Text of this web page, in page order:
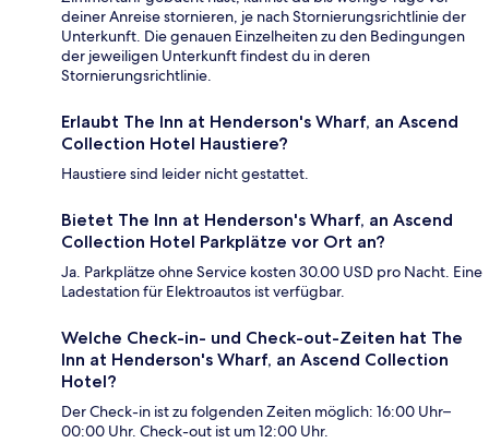
deiner Anreise stornieren, je nach Stornierungsrichtlinie der
Unterkunft. Die genauen Einzelheiten zu den Bedingungen
der jeweiligen Unterkunft findest du in deren
Stornierungsrichtlinie.
Erlaubt The Inn at Henderson's Wharf, an Ascend
Collection Hotel Haustiere?
Haustiere sind leider nicht gestattet.
Bietet The Inn at Henderson's Wharf, an Ascend
Collection Hotel Parkplätze vor Ort an?
Ja. Parkplätze ohne Service kosten 30.00 USD pro Nacht. Eine
Ladestation für Elektroautos ist verfügbar.
Welche Check-in- und Check-out-Zeiten hat The
Inn at Henderson's Wharf, an Ascend Collection
Hotel?
Der Check-in ist zu folgenden Zeiten möglich: 16:00 Uhr–
00:00 Uhr. Check-out ist um 12:00 Uhr.